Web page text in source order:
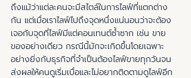
ถึงแม้ว่าแต่ละคนจะมีสไตล์ในการไลฟ์ที่แตกต่าง
กัน แต่เมื่อเราไลฟ์ไปถึงจุดหนึ่งแน่นอนว่าจะต้อง
เจอกับจุดที่ไลฟ์มีแต่คอนเทนต์ซ้ำซาก เช่น ขาย
ของอย่างเดียว กรณีนี้มักจะเกิดขึ้นโดยเฉพาะ
อย่างยิ่งกับธุรกิจที่จำเป็นต้องไลฟ์ขายทุกวันจน
ส่งผลให้คนดูเริ่มเบื่อและไม่อยากติดตามดูไลฟ์อีก